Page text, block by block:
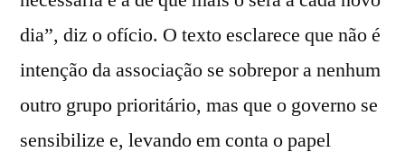
dia”, diz o ofício. O texto esclarece que não é
intenção da associação se sobrepor a nenhum
outro grupo prioritário, mas que o governo se
sensibilize e, levando em conta o papel